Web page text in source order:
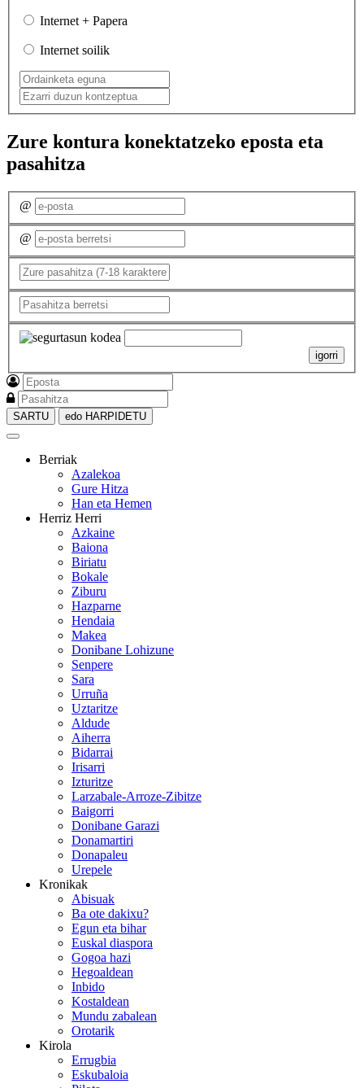
Internet + Papera
Internet soilik
Zure kontura konektatzeko eposta eta
pasahitza
@
@
igorri
SARTU edo HARPIDETU
Berriak
Azalekoa
Gure Hitza
Han eta Hemen
Herriz Herri
Azkaine
Baiona
Biriatu
Bokale
Ziburu
Hazparne
Hendaia
Makea
Donibane Lohizune
Senpere
Sara
Urruña
Uztaritze
Aldude
Aiherra
Bidarrai
Irisarri
Izturitze
Larzabale-Arroze-Zibitze
Baigorri
Donibane Garazi
Donamartiri
Donapaleu
Urepele
Kronikak
Abisuak
Ba ote dakixu?
Egun eta bihar
Euskal diaspora
Gogoa hazi
Hegoaldean
Inbido
Kostaldean
Mundu zabalean
Orotarik
Kirola
Errugbia
Eskubaloia